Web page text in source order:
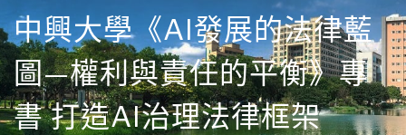
中興大學《AI發展的法律藍
圖—權利與責任的平衡》專
書 打造AI治理法律框架